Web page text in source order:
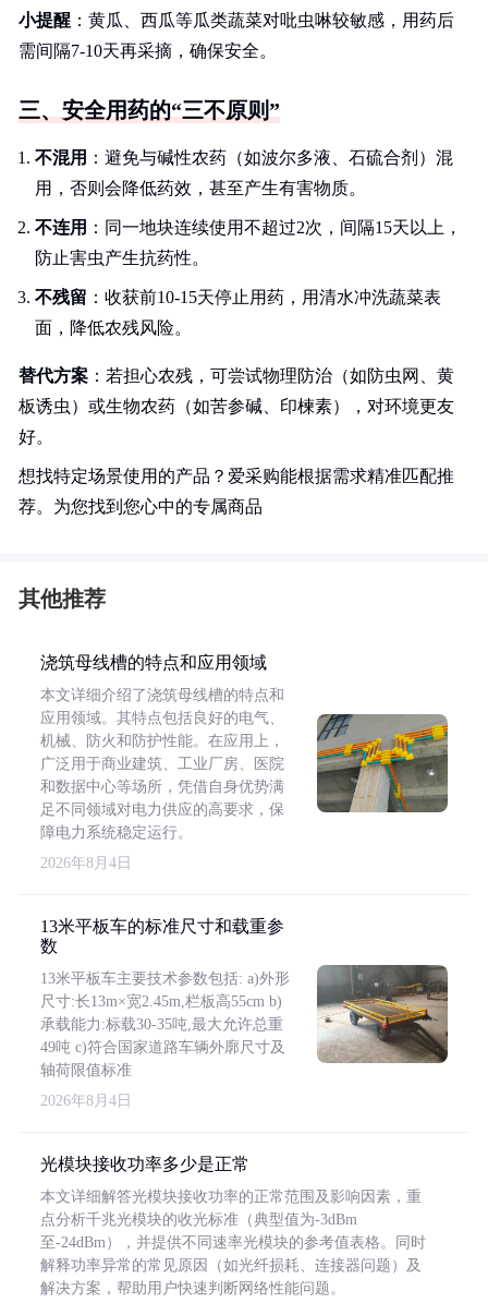
小提醒 ：黄瓜、西瓜等瓜类蔬菜对吡虫啉较敏感，用药后
需间隔7-10天再采摘，确保安全。
三、安全用药的“三不原则”
不混用 ：避免与碱性农药（如波尔多液、石硫合剂）混
用，否则会降低药效，甚至产生有害物质。
不连用 ：同一地块连续使用不超过2次，间隔15天以上，
防止害虫产生抗药性。
不残留 ：收获前10-15天停止用药，用清水冲洗蔬菜表
面，降低农残风险。
替代方案 ：若担心农残，可尝试物理防治（如防虫网、黄
板诱虫）或生物农药（如苦参碱、印楝素），对环境更友
好。
想找特定场景使用的产品？爱采购能根据需求精准匹配推
荐。为您找到您心中的专属商品
其他推荐
浇筑母线槽的特点和应用领域
本文详细介绍了浇筑母线槽的特点和
应用领域。其特点包括良好的电气、
机械、防火和防护性能。在应用上，
广泛用于商业建筑、工业厂房、医院
和数据中心等场所，凭借自身优势满
足不同领域对电力供应的高要求，保
障电力系统稳定运行。
2026年8月4日
13米平板车的标准尺寸和载重参
数
13米平板车主要技术参数包括: a)外形
尺寸:长13m×宽2.45m,栏板高55cm b)
承载能力:标载30-35吨,最大允许总重
49吨 c)符合国家道路车辆外廓尺寸及
轴荷限值标准
2026年8月4日
光模块接收功率多少是正常
本文详细解答光模块接收功率的正常范围及影响因素，重
点分析千兆光模块的收光标准（典型值为-3dBm
至-24dBm），并提供不同速率光模块的参考值表格。同时
解释功率异常的常见原因（如光纤损耗、连接器问题）及
解决方案，帮助用户快速判断网络性能问题。